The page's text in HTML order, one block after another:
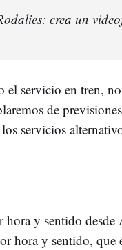
crea un
el servicio en tren,
de
servicios
hora y sentido desde
hora y sentido, que